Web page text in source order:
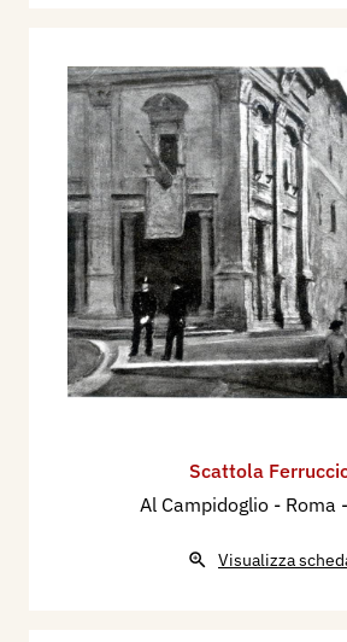
Scattola
Al Campidoglio - Roma
Visualizza